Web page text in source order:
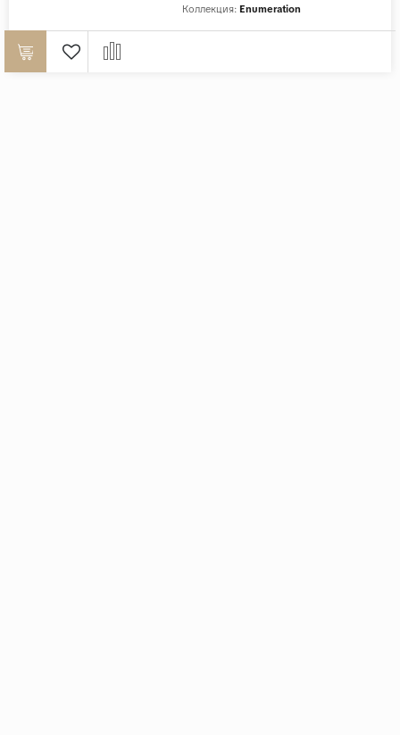
Коллекция: Enumeration